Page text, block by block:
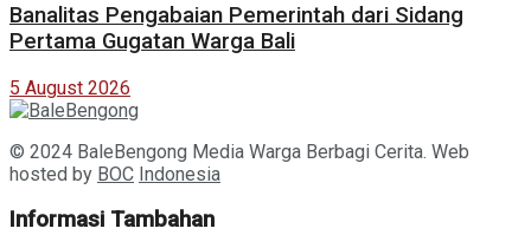
Banalitas Pengabaian Pemerintah dari Sidang
Pertama Gugatan Warga Bali
5 August 2026
© 2024 BaleBengong Media Warga Berbagi Cerita. Web
hosted by BOC Indonesia
Informasi Tambahan